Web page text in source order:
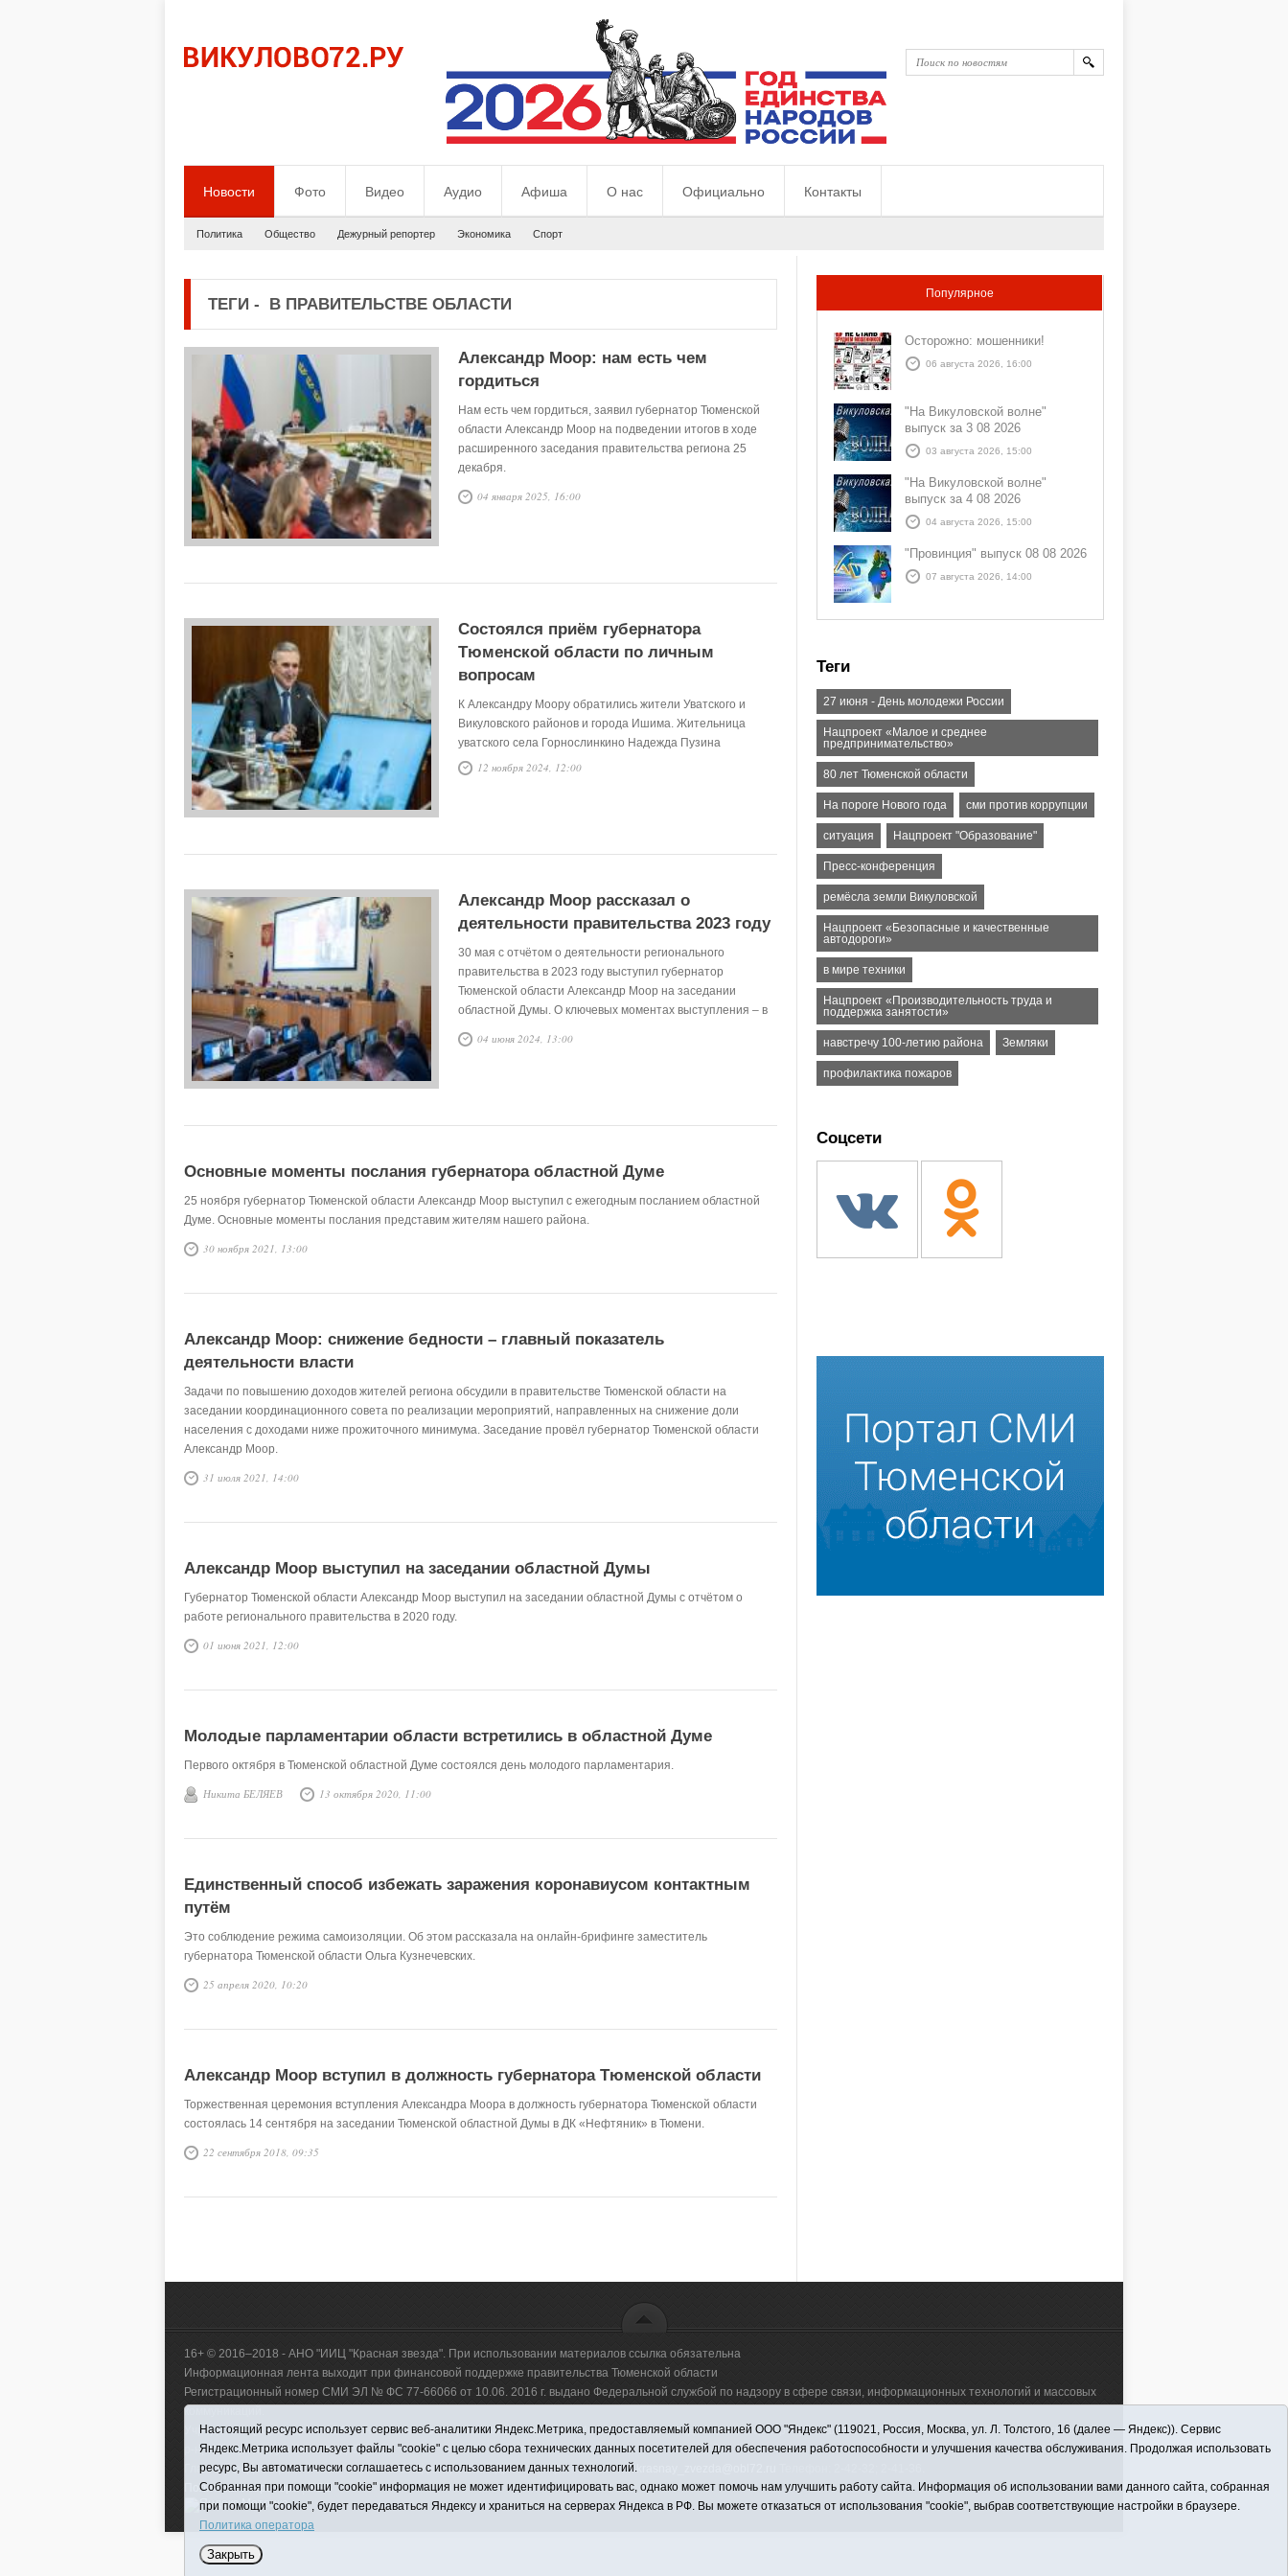
Новости Фото Видео Аудио Афиша О нас Официально Контакты
Политика Общество Дежурный репортер Экономика Спорт
ТЕГИ - В ПРАВИТЕЛЬСТВЕ ОБЛАСТИ
Александр Моор: нам есть чем
гордиться
Нам есть чем гордиться, заявил губернатор Тюменской
области Александр Моор на подведении итогов в ходе
расширенного заседания правительства региона 25
декабря.
04 января 2025, 16:00
Состоялся приём губернатора
Тюменской области по личным
вопросам
К Александру Моору обратились жители Уватского и
Викуловского районов и города Ишима. Жительница
уватского села Горнослинкино Надежда Пузина
попросила помочь с ремонтом дома. Ее старший сын –
12 ноября 2024, 12:00
Александр Моор рассказал о
деятельности правительства 2023 году
30 мая с отчётом о деятельности регионального
правительства в 2023 году выступил губернатор
Тюменской области Александр Моор на заседании
областной Думы. О ключевых моментах выступления – в
нашей публикации.
04 июня 2024, 13:00
Основные моменты послания губернатора областной Думе
25 ноября губернатор Тюменской области Александр Моор выступил с ежегодным посланием областной
Думе. Основные моменты послания представим жителям нашего района.
30 ноября 2021, 13:00
Александр Моор: снижение бедности – главный показатель
деятельности власти
Задачи по повышению доходов жителей региона обсудили в правительстве Тюменской области на
заседании координационного совета по реализации мероприятий, направленных на снижение доли
населения с доходами ниже прожиточного минимума. Заседание провёл губернатор Тюменской области
Александр Моор.
31 июля 2021, 14:00
Александр Моор выступил на заседании областной Думы
Губернатор Тюменской области Александр Моор выступил на заседании областной Думы с отчётом о
работе регионального правительства в 2020 году.
01 июня 2021, 12:00
Молодые парламентарии области встретились в областной Думе
Первого октября в Тюменской областной Думе состоялся день молодого парламентария.
Никита БЕЛЯЕВ 13 октября 2020, 11:00
Единственный способ избежать заражения коронавиусом контактным
путём
Это соблюдение режима самоизоляции. Об этом рассказала на онлайн-брифинге заместитель
губернатора Тюменской области Ольга Кузнечевских.
25 апреля 2020, 10:20
Александр Моор вступил в должность губернатора Тюменской области
Торжественная церемония вступления Александра Моора в должность губернатора Тюменской области
состоялась 14 сентября на заседании Тюменской областной Думы в ДК «Нефтяник» в Тюмени.
22 сентября 2018, 09:35
Популярное
Осторожно: мошенники!
06 августа 2026, 16:00
"На Викуловской волне"
выпуск за 3 08 2026
03 августа 2026, 15:00
"На Викуловской волне"
выпуск за 4 08 2026
04 августа 2026, 15:00
"Провинция" выпуск 08 08 2026
07 августа 2026, 14:00
Теги
27 июня - День молодежи России
Нацпроект «Малое и среднее
предпринимательство»
80 лет Тюменской области
На пороге Нового года сми против коррупции
ситуация Нацпроект "Образование"
Пресс-конференция
ремёсла земли Викуловской
Нацпроект «Безопасные и качественные
автодороги»
в мире техники
Нацпроект «Производительность труда и
поддержка занятости»
навстречу 100-летию района Земляки
профилактика пожаров
Соцсети
16+ © 2016–2018 - АНО "ИИЦ "Красная звезда". При использовании материалов ссылка обязательна
Информационная лента выходит при финансовой поддержке правительства Тюменской области
Регистрационный номер СМИ ЭЛ № ФС 77-66066 от 10.06. 2016 г. выдано Федеральной службой по надзору в сфере связи, информационных технологий и массовых
коммуникаций.
Учредитель (соучредители) Автономная некоммерческая организация "Информационно-издательский центр "Красная звезда"" (627570, Тюменская обл., Викуловский
р-н, с. Викулово, ул. Ленина, д. 5).
Главный редактор Антюхова Светлана Владимировна. Адрес электронной почты:krasnay_zvezda@obl72.ru
Политика оператора|RSS
Настоящий ресурс использует сервис веб-аналитики Яндекс.Метрика, предоставляемый компанией ООО "Яндекс" (119021, Россия, Москва, ул. Л. Толстого, 16 (далее — Яндекс)). Сервис
Яндекс.Метрика использует файлы "cookie" с целью сбора технических данных посетителей для обеспечения работоспособности и улучшения качества обслуживания. Продолжая использовать
ресурс, Вы автоматически соглашаетесь с использованием данных технологий.
Собранная при помощи "cookie" информация не может идентифицировать вас, однако может помочь нам улучшить работу сайта. Информация об использовании вами данного сайта, собранная
при помощи "cookie", будет передаваться Яндексу и храниться на серверах Яндекса в РФ. Вы можете отказаться от использования "cookie", выбрав соответствующие настройки в браузере.
Политика оператора
Закрыть